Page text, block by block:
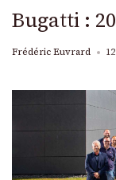
Bugatti :
Frédéric Euvrard